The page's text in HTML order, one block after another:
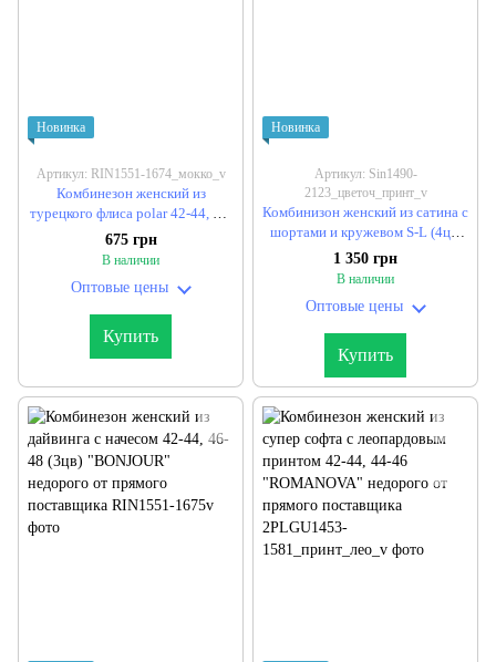
Новинка
Артикул: RIN1551-1674_мокко_v
Комбинезон женский из
турецкого флиса polar 42-44, 46-
48 "BONJOUR" недорого от
прямого поставщика
675 грн
В наличии
Оптовые цены
Купить
Новинка
Артикул: Sin1490-
2123_цветоч_принт_v
Комбинизон женский из сатина с
шортами и кружевом S-L (4цв)
"CULT" недорого от прямого
поставщика
1 350 грн
В наличии
Оптовые цены
Купить